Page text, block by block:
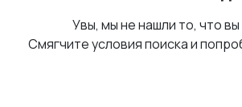
Увы, мы не нашли то, что вы
Смягчите условия поиска и